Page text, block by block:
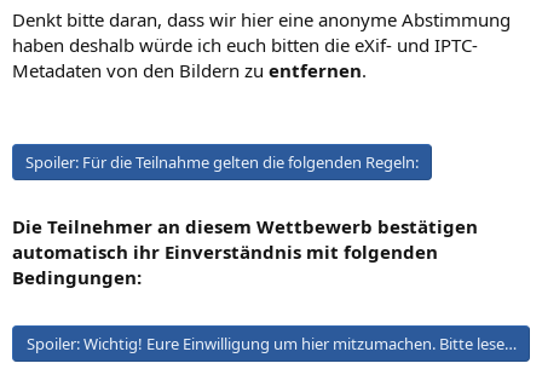
Denkt bitte daran, dass wir hier eine anonyme Abstimmung
haben deshalb würde ich euch bitten die eXif- und IPTC-
Metadaten von den Bildern zu entfernen.
Spoiler: Für die Teilnahme gelten die folgenden Regeln:
Die Teilnehmer an diesem Wettbewerb bestätigen
automatisch ihr Einverständnis mit folgenden
Bedingungen:
Spoiler:Wichtig! Eure Einwilligung um hier mitzumachen. Bitte lesen!